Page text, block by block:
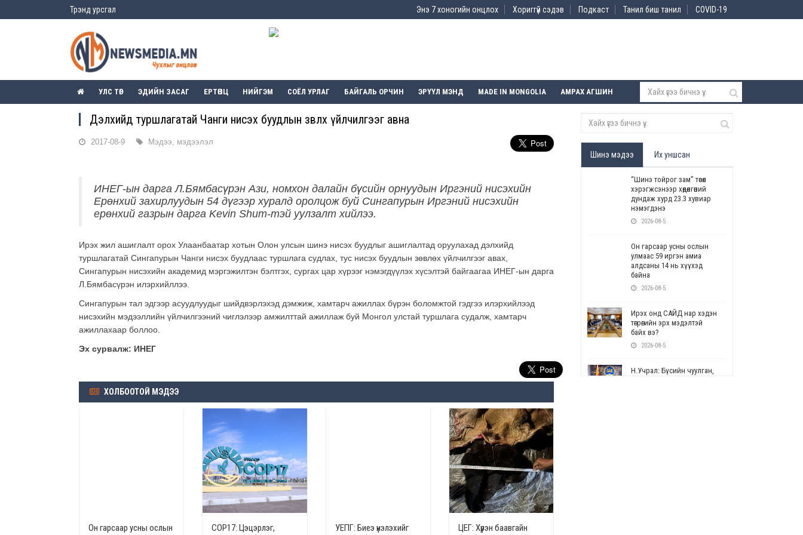
Трэнд урсгал Энэ 7 хоногийн онцлох Хориггүй сэдэв Подкаст Танил биш танил COVID-19
УЛС ТӨР ЭДИЙН ЗАСАГ ЕРТӨНЦ НИЙГЭМ СОЁЛ УРЛАГ БАЙГАЛЬ ОРЧИН ЭРҮҮЛ МЭНД MADE IN MONGOLIA АМРАХ АГШИН
Дэлхийд туршлагатай Чанги нисэх буудлын зөвлөх үйлчилгээг авна
2017-08-9 Мэдээ, мэдээлэл
ИНЕГ-ын дарга Л.Бямбасүрэн Ази, номхон далайн бүсийн орнуудын Иргэний нисэхийн
Ерөнхий захирлуудын 54 дүгээр хуралд оролцож буй Сингапурын Иргэний нисэхийн
ерөнхий газрын дарга Kevin Shum-тэй уулзалт хийлээ.
Ирэх жил ашиглалт орох Улаанбаатар хотын Олон улсын шинэ нисэх буудлыг ашиглалтад оруулахад дэлхийд
туршлагатай Сингапурын Чанги нисэх буудлаас туршлага судлах, тус нисэх буудлын зөвлөх үйлчилгээг авах,
Сингапурын нисэхийн академид мэргэжилтэн бэлтгэх, сургах цар хүрээг нэмэгдүүлэх хүсэлтэй байгаагаа ИНЕГ-ын дарга
Л.Бямбасүрэн илэрхийллээ.
Сингапурын тал эдгээр асуудлуудыг шийдвэрлэхэд дэмжиж, хамтарч ажиллах бүрэн боломжтой гэдгээ илэрхийлээд
нисэхийн мэдээллийн үйлчилгээний чиглэлээр амжилттай ажиллаж буй Монгол улстай туршлага судалж, хамтарч
ажиллахаар боллоо.
Эх сурвалж: ИНЕГ
ХОЛБООТОЙ МЭДЭЭ
Он гарсаар усны ослын
СОР17: Цэцэрлэг,
УЕПГ: Биеэ үнэлэхийг
ЦЕГ: Хүрэн баавгайн
Шинэ мэдээ Их уншсан
“Шинэ тойрог зам” төсөл
хэрэгжсэнээр хөдөлгөөний
дундаж хурд 23.3 хувиар
нэмэгдэнэ
2026-08-5
Он гарсаар усны ослын
улмаас 59 иргэн амиа
алдсаны 14 нь хүүхэд
байна
2026-08-5
Ирэх онд САЙД нар хэдэн
төгрөгийн эрх мэдэлтэй
байх вэ?
2026-08-5
Н.Учрал: Бүсийн чуулган,